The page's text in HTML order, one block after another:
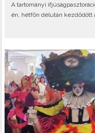
A tartományi
én, hétfőn délután kezdődött